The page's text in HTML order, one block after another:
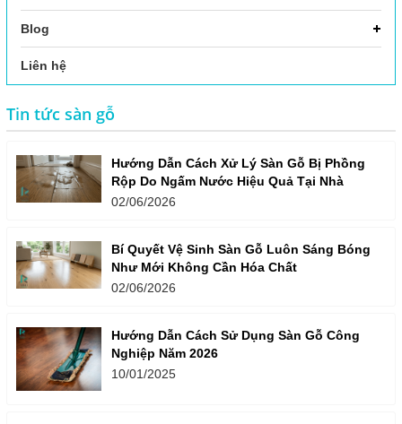
Blog
Liên hệ
Tin tức sàn gỗ
Hướng Dẫn Cách Xử Lý Sàn Gỗ Bị Phồng
Rộp Do Ngấm Nước Hiệu Quả Tại Nhà
02/06/2026
Bí Quyết Vệ Sinh Sàn Gỗ Luôn Sáng Bóng
Như Mới Không Cần Hóa Chất
02/06/2026
Hướng Dẫn Cách Sử Dụng Sàn Gỗ Công
Nghiệp Năm 2026
10/01/2025